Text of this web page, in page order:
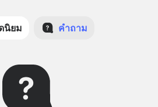
นิยม คำถาม